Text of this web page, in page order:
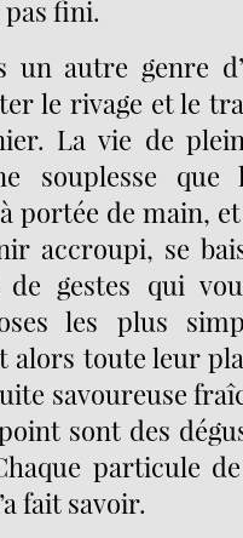
pas fini.
un autre genre
le rivage et le
La vie de
souplesse que
portée de main,
accroupi, se
de gestes qui
les plus
alors toute leur
savoureuse
sont des
particule
fait savoir.